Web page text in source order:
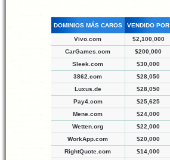
DOMINIOS MÁS CAROS VENDIDO POR
Vivo.com $2,100,000
CarGames.com
$200,000
Sleek.com
$30,000
3862.com
$28,050
Luxus.de
$28,050
Pay4.com
$25,625
Mene.com
$24,000
Wetten.org
$22,000
WorkApp.com
$20,000
RightQuote.com
$14,000